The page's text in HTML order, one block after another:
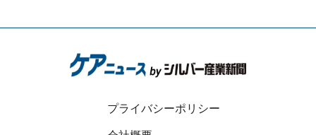
プライバシーポリシー